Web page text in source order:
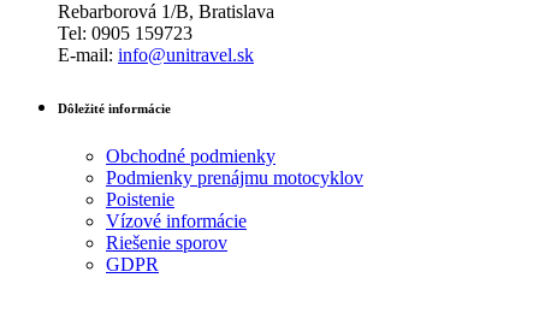
Rebarborová 1/B, Bratislava
Tel: 0905 159723
E-mail: info@unitravel.sk
Dôležité informácie
Obchodné podmienky
Podmienky prenájmu motocyklov
Poistenie
Vízové informácie
Riešenie sporov
GDPR